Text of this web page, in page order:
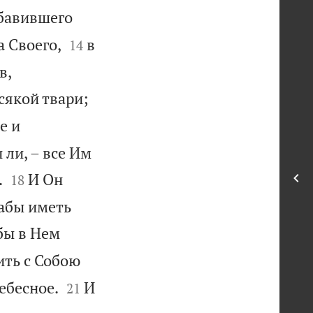
Своего,
14 в

твари;
и
ли, – все Им

18 И Он
иметь
в Нем
с Собою

21 И